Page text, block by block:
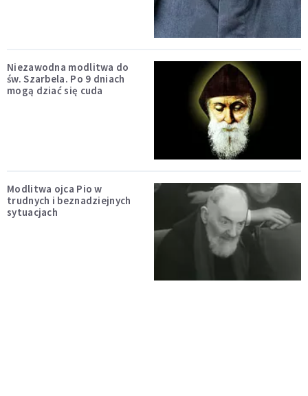
Niezawodna modlitwa do
św. Szarbela. Po 9 dniach
mogą dziać się cuda
Modlitwa ojca Pio w
trudnych i beznadziejnych
sytuacjach